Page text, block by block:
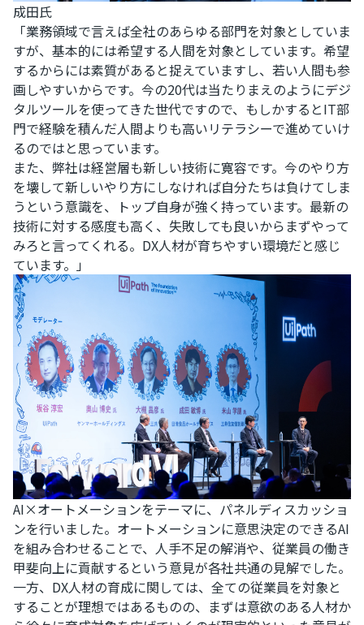
成田氏
「業務領域で言えば全社のあらゆる部門を対象としていま
すが、基本的には希望する人間を対象としています。希望
するからには素質があると捉えていますし、若い人間も参
画しやすいからです。今の20代は当たりまえのようにデジ
タルツールを使ってきた世代ですので、もしかするとIT部
門で経験を積んだ人間よりも高いリテラシーで進めていけ
るのではと思っています。
また、弊社は経営層も新しい技術に寛容です。今のやり方
を壊して新しいやり方にしなければ自分たちは負けてしま
うという意識を、トップ自身が強く持っています。最新の
技術に対する感度も高く、失敗しても良いからまずやって
みろと言ってくれる。DX人材が育ちやすい環境だと感じ
ています。」
AI×オートメーションをテーマに、パネルディスカッショ
ンを行いました。オートメーションに意思決定のできるAI
を組み合わせることで、人手不足の解消や、従業員の働き
甲斐向上に貢献するという意見が各社共通の見解でした。
一方、DX人材の育成に関しては、全ての従業員を対象と
することが理想ではあるものの、まずは意欲のある人材か